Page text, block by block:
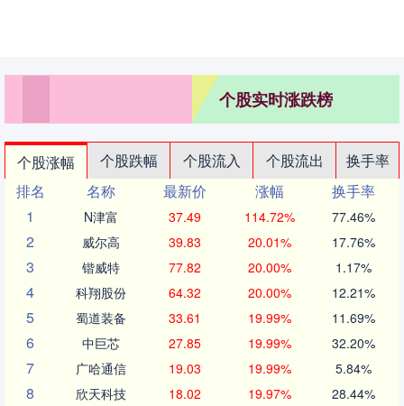
个股实时涨跌榜
个股涨幅 个股跌幅 个股流入 个股流出
换手率
排名
名称 最新价 涨幅
换手率
1
N津富 37.49 114.72% 77.46%
2 威尔高 39.83 20.01% 17.76%
3 锴威特 77.82 20.00% 1.17%
4 科翔股份 64.32 20.00% 12.21%
5 蜀道装备 33.61 19.99% 11.69%
6 中巨芯 27.85 19.99% 32.20%
7 广哈通信 19.03 19.99% 5.84%
8 欣天科技 18.02 19.97% 28.44%